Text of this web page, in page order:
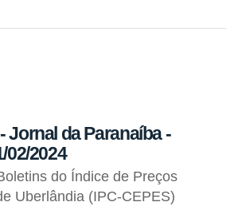
Jornal da Paranaíba -
02/2024
do Índice de Preços
Uberlândia (IPC-CEPES)